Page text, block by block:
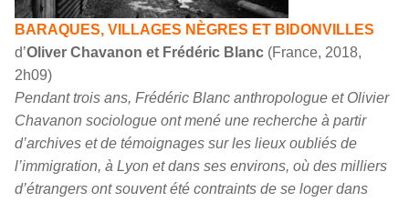
BARAQUES, VILLAGES NÈGRES ET BIDONVILLES
d’Oliver Chavanon et Frédéric Blanc (France, 2018,
2h09)
Pendant trois ans, Frédéric Blanc anthropologue et Olivier
Chavanon sociologue ont mené une recherche à partir
d’archives et de témoignages sur les lieux oubliés de
l’immigration, à Lyon et dans ses environs, où des milliers
d’étrangers ont souvent été contraints de se loger dans